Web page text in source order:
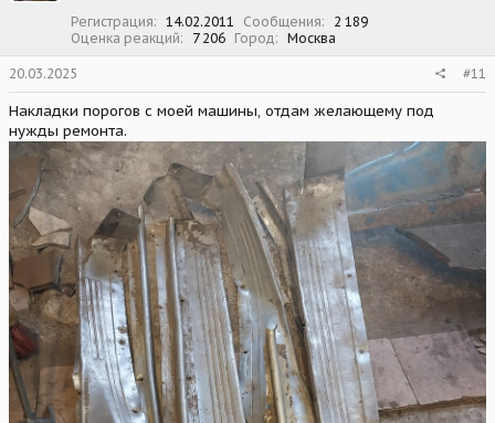
Регистрация 14.02.2011 Сообщения
2 189
Оценка реакций
7 206 Город Москва
20.03.2025 #11
Накладки порогов с моей машины, отдам желающему под
нужды ремонта.